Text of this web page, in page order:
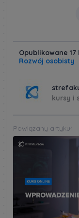
Opublikowane
Rozwój osobisty
kursy i
Powiązany artykuł